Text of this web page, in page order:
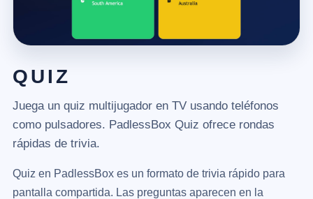
QUIZ
Juega un quiz multijugador en TV usando teléfonos
como pulsadores. PadlessBox Quiz ofrece rondas
rápidas de trivia.
Quiz en PadlessBox es un formato de trivia rápido para
pantalla compartida. Las preguntas aparecen en la